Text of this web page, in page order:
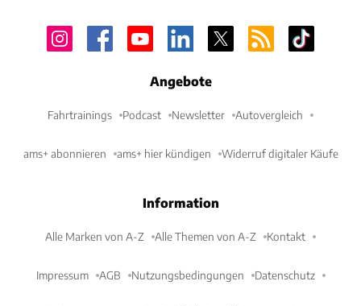
Angebote
Fahrtrainings Podcast Newsletter Autovergleich
ams+ abonnieren ams+ hier kündigen Widerruf digitaler Käufe
Information
Alle Marken von A-Z Alle Themen von A-Z Kontakt
Impressum AGB Nutzungsbedingungen Datenschutz